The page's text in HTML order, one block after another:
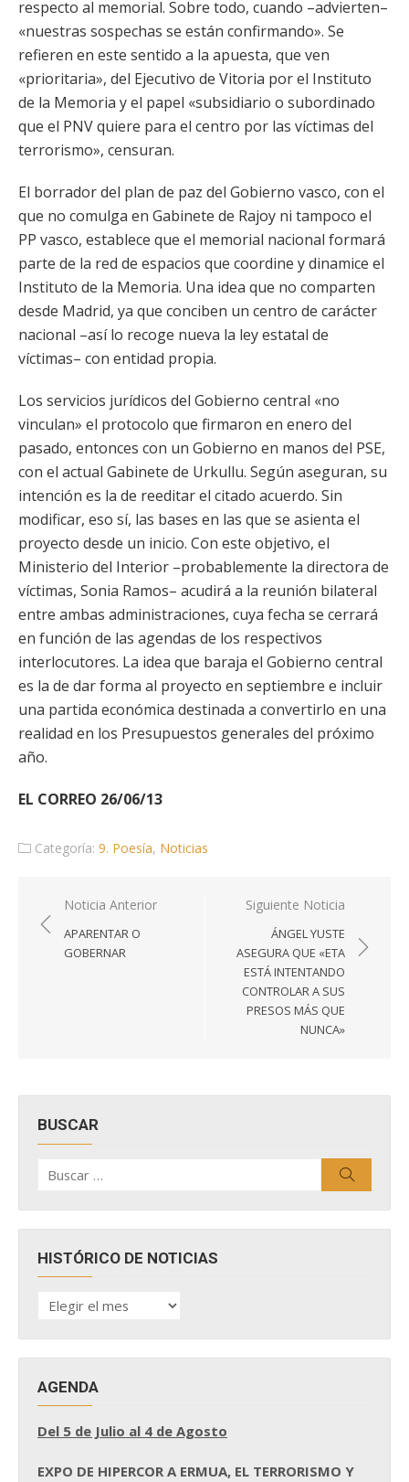
respecto al memorial. Sobre todo, cuando –advierten–
«nuestras sospechas se están confirmando». Se
refieren en este sentido a la apuesta, que ven
«prioritaria», del Ejecutivo de Vitoria por el Instituto
de la Memoria y el papel «subsidiario o subordinado
que el PNV quiere para el centro por las víctimas del
terrorismo», censuran.
El borrador del plan de paz del Gobierno vasco, con el
que no comulga en Gabinete de Rajoy ni tampoco el
PP vasco, establece que el memorial nacional formará
parte de la red de espacios que coordine y dinamice el
Instituto de la Memoria. Una idea que no comparten
desde Madrid, ya que conciben un centro de carácter
nacional –así lo recoge nueva la ley estatal de
víctimas– con entidad propia.
Los servicios jurídicos del Gobierno central «no
vinculan» el protocolo que firmaron en enero del
pasado, entonces con un Gobierno en manos del PSE,
con el actual Gabinete de Urkullu. Según aseguran, su
intención es la de reeditar el citado acuerdo. Sin
modificar, eso sí, las bases en las que se asienta el
proyecto desde un inicio. Con este objetivo, el
Ministerio del Interior –probablemente la directora de
víctimas, Sonia Ramos– acudirá a la reunión bilateral
entre ambas administraciones, cuya fecha se cerrará
en función de las agendas de los respectivos
interlocutores. La idea que baraja el Gobierno central
es la de dar forma al proyecto en septiembre e incluir
una partida económica destinada a convertirlo en una
realidad en los Presupuestos generales del próximo
año.
EL CORREO 26/06/13
Categoría: 9. Poesía, Noticias
Navegación
de
entradas
Noticia Anterior
APARENTAR O
GOBERNAR
Siguiente Noticia
ÁNGEL YUSTE
ASEGURA QUE «ETA
ESTÁ INTENTANDO
CONTROLAR A SUS
PRESOS MÁS QUE
NUNCA»
BUSCAR
por:
HISTÓRICO DE NOTICIAS
HISTÓRICO
DE
AGENDA
Del 5 de Julio al 4 de Agosto
EXPO DE HIPERCOR A ERMUA, EL TERRORISMO Y